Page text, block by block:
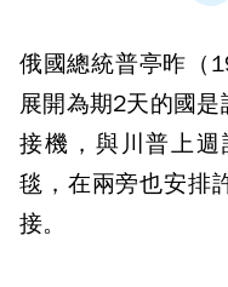
俄國總統普亭昨（
展開為期2天的國
接機，與川普上
毯，在兩旁也安排
接。